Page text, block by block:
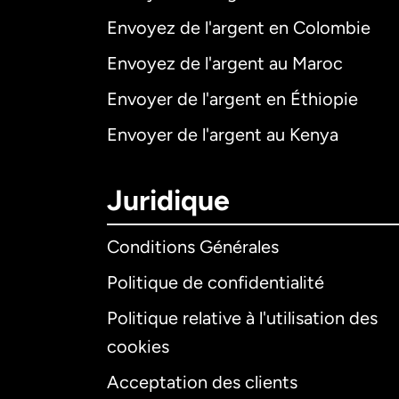
Envoyez de l'argent en Colombie
Envoyez de l'argent au Maroc
Envoyer de l'argent en Éthiopie
Envoyer de l'argent au Kenya
Juridique
Conditions Générales
Politique de confidentialité
Politique relative à l'utilisation des
cookies
Acceptation des clients